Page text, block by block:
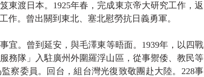
東渡日本。1925年春，完成東京帝大研究工作，返
作。曾出關到東北、塞北慰勞抗日義勇軍。
宜。曾到延安，與毛澤東等晤面。1939年，以四戰
務隊」入駐廣州外圍羅浮山區，從事禦倭、教民等
察委員。回台，組台灣光復致敬團赴大陸。228事